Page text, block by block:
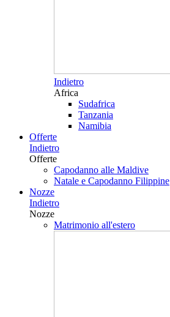
Indietro
Africa
Sudafrica
Tanzania
Namibia
Offerte
Indietro
Offerte
Capodanno alle Maldive
Natale e Capodanno Filippine
Nozze
Indietro
Nozze
Matrimonio all'estero